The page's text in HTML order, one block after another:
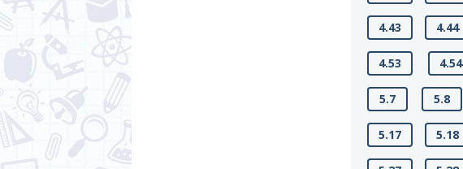
4.43 4.44
4.53 4.54
5.7 5.8
5.17 5.18